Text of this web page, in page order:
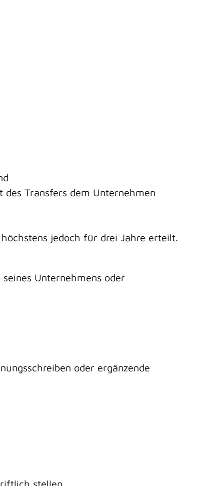
Transfers dem Unternehmen
jedoch für drei Jahre erteilt.
Unternehmens oder
oder ergänzende